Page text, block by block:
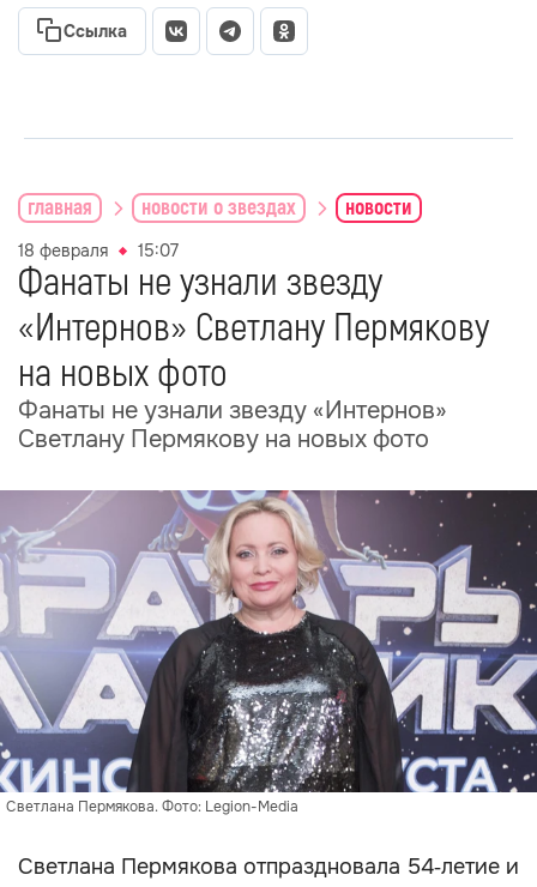
Ссылка
главная новости о звездах новости
18 февраля 15:07
Фанаты не узнали звезду
«Интернов» Светлану Пермякову
на новых фото
Фанаты не узнали звезду «Интернов»
Светлану Пермякову на новых фото
Светлана Пермякова. Фото: Legion-Media
Светлана Пермякова отпраздновала 54‑летие и